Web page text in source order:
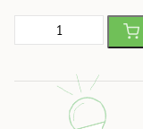
was:
99 ден.
Сијалица